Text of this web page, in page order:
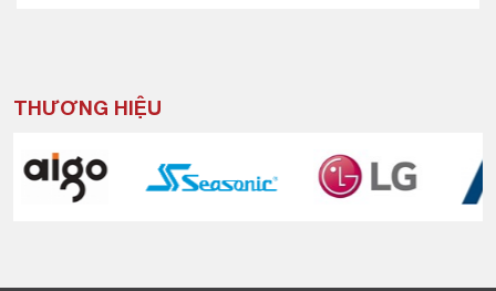
THƯƠNG HIỆU